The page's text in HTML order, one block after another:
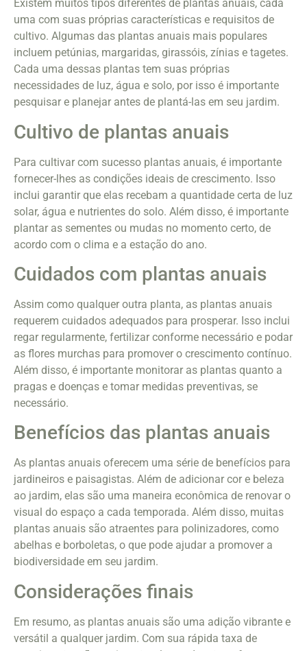
Existem muitos tipos diferentes de plantas anuais, cada
uma com suas próprias características e requisitos de
cultivo. Algumas das plantas anuais mais populares
incluem petúnias, margaridas, girassóis, zínias e tagetes.
Cada uma dessas plantas tem suas próprias
necessidades de luz, água e solo, por isso é importante
pesquisar e planejar antes de plantá-las em seu jardim.
Cultivo de plantas anuais
Para cultivar com sucesso plantas anuais, é importante
fornecer-lhes as condições ideais de crescimento. Isso
inclui garantir que elas recebam a quantidade certa de luz
solar, água e nutrientes do solo. Além disso, é importante
plantar as sementes ou mudas no momento certo, de
acordo com o clima e a estação do ano.
Cuidados com plantas anuais
Assim como qualquer outra planta, as plantas anuais
requerem cuidados adequados para prosperar. Isso inclui
regar regularmente, fertilizar conforme necessário e podar
as flores murchas para promover o crescimento contínuo.
Além disso, é importante monitorar as plantas quanto a
pragas e doenças e tomar medidas preventivas, se
necessário.
Benefícios das plantas anuais
As plantas anuais oferecem uma série de benefícios para
jardineiros e paisagistas. Além de adicionar cor e beleza
ao jardim, elas são uma maneira econômica de renovar o
visual do espaço a cada temporada. Além disso, muitas
plantas anuais são atraentes para polinizadores, como
abelhas e borboletas, o que pode ajudar a promover a
biodiversidade em seu jardim.
Considerações finais
Em resumo, as plantas anuais são uma adição vibrante e
versátil a qualquer jardim. Com sua rápida taxa de